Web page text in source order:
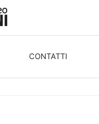
CONTATTI